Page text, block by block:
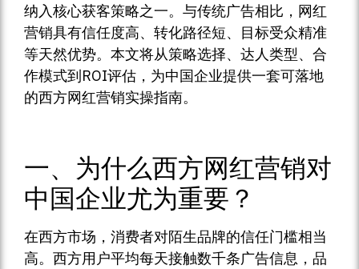
纳入核心获客策略之一。与传统广告相比，网红
营销具有信任度高、转化路径短、目标受众精准
等天然优势。本文将从策略选择、达人类型、合
作模式到ROI评估，为中国企业提供一套可落地
的西方网红营销实操指南。
一、为什么西方网红营销对
中国企业尤为重要？
在西方市场，消费者对陌生品牌的信任门槛相当
高。西方用户平均每天接触数千条广告信息，品